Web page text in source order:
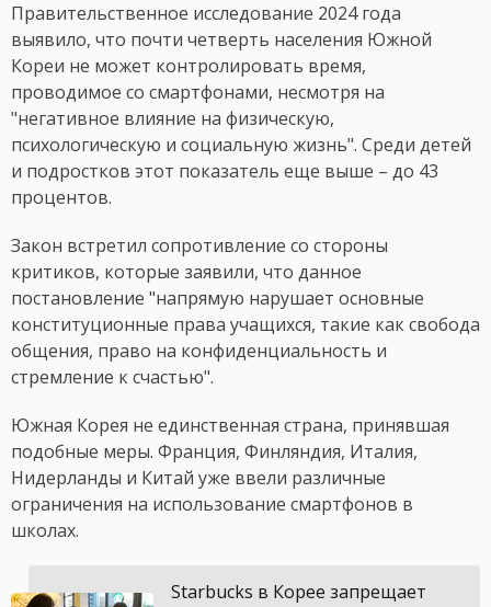
Правительственное исследование 2024 года
выявило, что почти четверть населения Южной
Кореи не может контролировать время,
проводимое со смартфонами, несмотря на
"негативное влияние на физическую,
психологическую и социальную жизнь". Среди детей
и подростков этот показатель еще выше – до 43
процентов.
Закон встретил сопротивление со стороны
критиков, которые заявили, что данное
постановление "напрямую нарушает основные
конституционные права учащихся, такие как свобода
общения, право на конфиденциальность и
стремление к счастью".
Южная Корея не единственная страна, принявшая
подобные меры. Франция, Финляндия, Италия,
Нидерланды и Китай уже ввели различные
ограничения на использование смартфонов в
школах.
Starbucks в Корее запрещает